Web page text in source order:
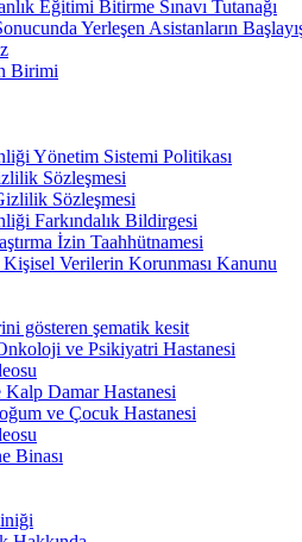
Eğitimi Bitirme Sınavı Tutanağı
Yerleşen Asistanların
Birimi
Yönetim Sistemi Politikası
Sözleşmesi
Sözleşmesi
Farkındalık Bildirgesi
İzin Taahhütnamesi
Kişisel Verilerin Korunması Kanunu
gösteren şematik kesit
ve Psikiyatri Hastanesi
Damar Hastanesi
ve Çocuk Hastanesi
Binası